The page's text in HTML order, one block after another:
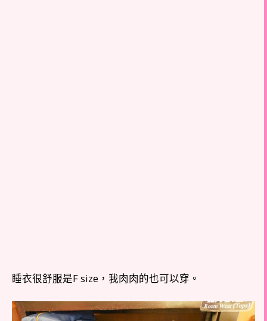
睡衣很舒服是F size，我肉肉的也可以穿。